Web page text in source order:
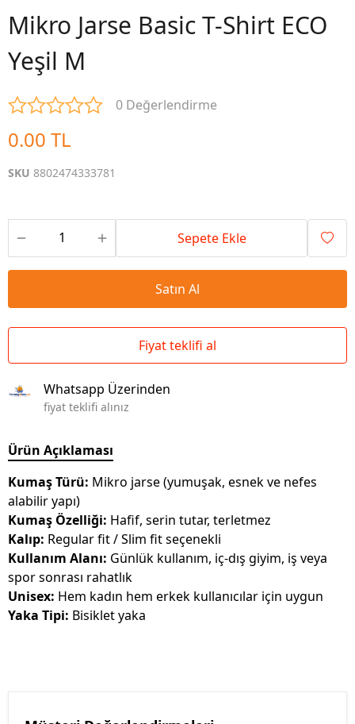
Mikro Jarse Basic T-Shirt ECO
Yeşil M
0 Değerlendirme
0.00 TL
SKU 8802474333781
Sepete Ekle
Satın Al
Fiyat teklifi al
Whatsapp Üzerinden
fiyat teklifi alınız
Ürün Açıklaması
Kumaş Türü: Mikro jarse (yumuşak, esnek ve nefes
alabilir yapı)
Kumaş Özelliği: Hafif, serin tutar, terletmez
Kalıp: Regular fit / Slim fit seçenekli
Kullanım Alanı: Günlük kullanım, iç-dış giyim, iş veya
spor sonrası rahatlık
Unisex: Hem kadın hem erkek kullanıcılar için uygun
Yaka Tipi: Bisiklet yaka